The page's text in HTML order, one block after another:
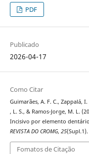
PDF
Publicado
2026-04-17
Como Citar
Guimarães, A. F. C., Zappalá,
, L. S., & Ramos-Jorge, M. L.
Incisivo por elemento
REVISTA DO CROMG, 25
Fomatos de Citação